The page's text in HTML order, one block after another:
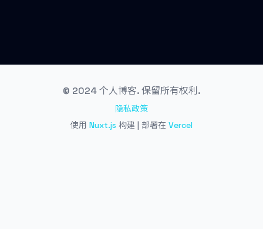
© 2024 个人博客. 保留所有权利.
隐私政策
使用 Nuxt.js 构建 | 部署在 Vercel